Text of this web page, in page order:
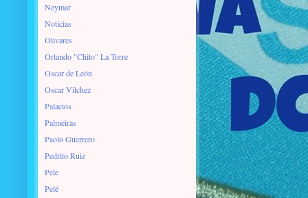
Neymar
Noticias
Olivares
Orlando "Chito" La Torre
Oscar de León
Oscar Vilchez
Palacios
Palmeiras
Paolo Guerrero
Pedrito Ruiz
Pele
Pelé